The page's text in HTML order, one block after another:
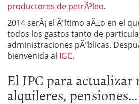
productores de petrÃ³leo.
2014 serÃ¡ el Ãºltimo aÃ±o en el
todos los gastos tanto de
administraciones pÃºblicas.
bienvenida al IGC.
El IPC para actualizar
alquileres, pensiones…